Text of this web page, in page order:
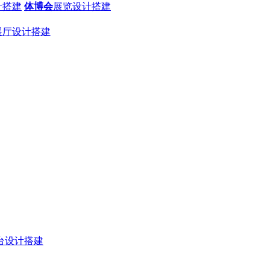
搭建 体博会展览设计搭建
厅设计搭建
设计搭建